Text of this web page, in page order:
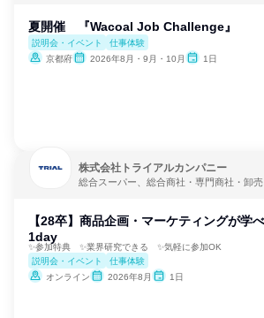
夏開催 『Wacoal Job Challenge』
説明会・イベント
仕事体験
京都府
2026年8月・9月・10月 1日
株式会社トライアルカンパニー
総合スーパー、総合商社・専門商社・卸
【28卒】商品企画・マーケティングが学
1day
✨参加特典 ✨業界研究できる ✨気軽に参加OK
説明会・イベント
仕事体験
オンライン
2026年8月 1日